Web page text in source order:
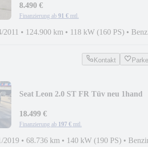
8.490 €
Finanzierung ab 91 € mtl.
2011 • 124.900 km • 118 kW (160 PS) •
Kontakt
Seat Leon 2.0 ST FR Tüv neu 1hand
18.499 €
Finanzierung ab 197 € mtl.
2019 • 68.736 km • 140 kW (190 PS) •